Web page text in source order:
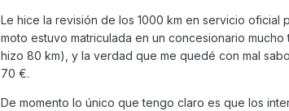
Le hice la revisión de los 1000 km en servicio oficial
moto estuvo matriculada en un concesionario
hizo 80 km), y la verdad que me quedé con mal
70 €.
De momento lo único que tengo claro es que los